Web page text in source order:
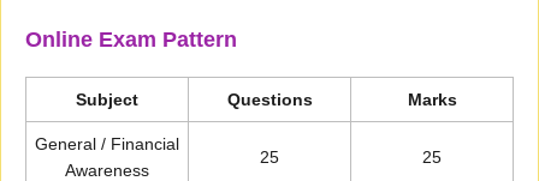
Online Exam Pattern
Subject Questions Marks
General / Financial
Awareness
25 25